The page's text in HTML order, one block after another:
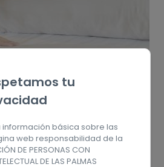
tu
básica sobre las
web responsabilidad de la
DE PERSONAS CON
DE LAS PALMAS